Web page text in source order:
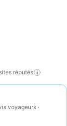
réputés
voyageurs ·